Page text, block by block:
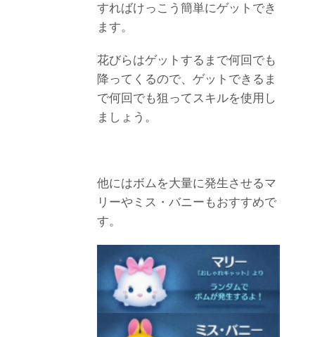
すればけっこう簡単にゲットでき
ます。
花びらはゲットするまで何回でも
降ってくるので、ゲットできるま
で何回でも狙ってスキルを使用し
ましょう。
他にはボムを大量に発生させるマ
リーやミス・バニーもおすすめで
す。